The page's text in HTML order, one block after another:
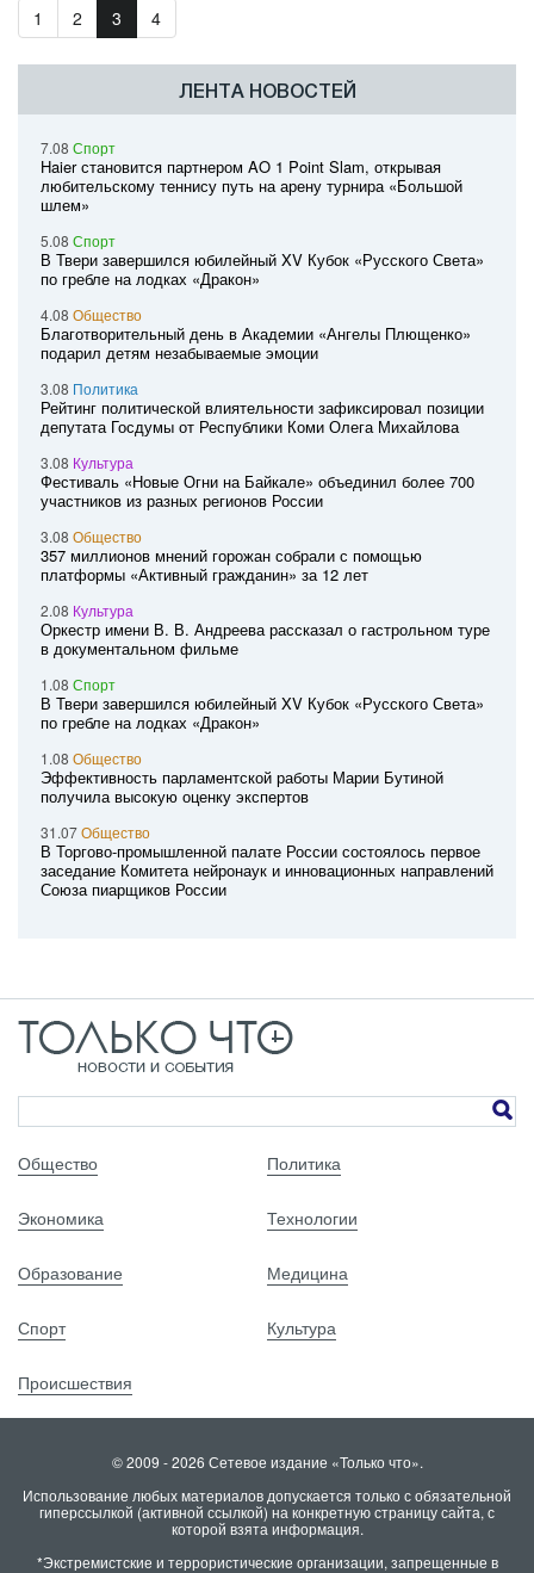
1 2 3 4
ЛЕНТА НОВОСТЕЙ
7.08 Спорт
Haier становится партнером AO 1 Point Slam, открывая
любительскому теннису путь на арену турнира «Большой
шлем»
5.08 Спорт
В Твери завершился юбилейный XV Кубок «Русского Света»
по гребле на лодках «Дракон»
4.08 Общество
Благотворительный день в Академии «Ангелы Плющенко»
подарил детям незабываемые эмоции
3.08 Политика
Рейтинг политической влиятельности зафиксировал позиции
депутата Госдумы от Республики Коми Олега Михайлова
3.08 Культура
Фестиваль «Новые Огни на Байкале» объединил более 700
участников из разных регионов России
3.08 Общество
357 миллионов мнений горожан собрали с помощью
платформы «Активный гражданин» за 12 лет
2.08 Культура
Оркестр имени В. В. Андреева рассказал о гастрольном туре
в документальном фильме
1.08 Спорт
В Твери завершился юбилейный XV Кубок «Русского Света»
по гребле на лодках «Дракон»
1.08 Общество
Эффективность парламентской работы Марии Бутиной
получила высокую оценку экспертов
31.07Общество
В Торгово-промышленной палате России состоялось первое
заседание Комитета нейронаук и инновационных направлений
Союза пиарщиков России
Общество Политика
Экономика Технологии
Образование Медицина
Спорт Культура
Происшествия
© 2009 - 2026 Сетевое издание «Только что».
Использование любых материалов допускается только с обязательной
гиперссылкой (активной ссылкой) на конкретную страницу сайта, с
которой взята информация.
*Экстремистские и террористические организации, запрещенные в